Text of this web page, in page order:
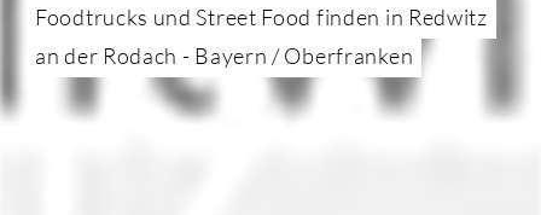
Foodtrucks und Street Food finden in Redwitz
an der Rodach - Bayern / Oberfranken